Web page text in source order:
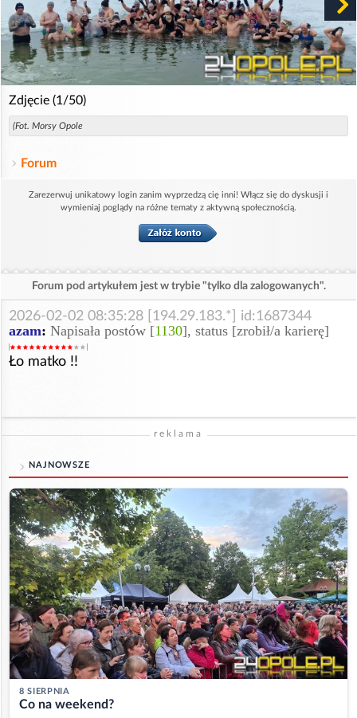
Zdjęcie (1/50)
(Fot. Morsy Opole
Forum
Zarezerwuj unikatowy login zanim wyprzedzą cię inni! Włącz się do dyskusji i
wymieniaj poglądy na różne tematy z aktywną społecznością.
Forum pod artykułem jest w trybie "tylko dla zalogowanych".
2026-02-02 08:35:28 [194.29.183.*] id:1687344
azam: Napisała postów [1130], status [zrobił/a karierę]
Ło matko !!
reklama
NAJNOWSZE
8 SIERPNIA
Co na weekend?